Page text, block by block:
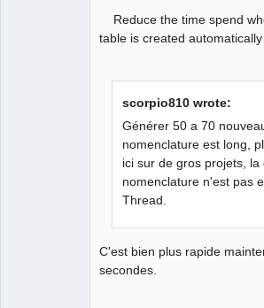
Reduce the time spend
table is created automatically
scorpio810 wrote:
Générer 50 a 70
nomenclature est long,
ici sur de gros projets,
nomenclature n'est pas
Thread.
C'est bien plus rapide
secondes.